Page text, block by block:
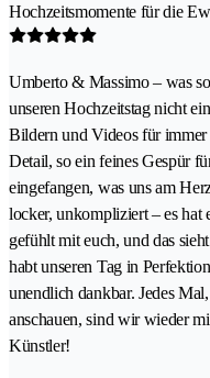
Hochzeitsmomente für die
Umberto & Massimo – was
unseren Hochzeitstag nicht
Bildern und Videos für
Detail, so ein feines Gespür
eingefangen, was uns am
locker, unkompliziert – es hat
gefühlt mit euch, und das
habt unseren Tag in
unendlich dankbar. Jedes
anschauen, sind wir wieder
Künstler!